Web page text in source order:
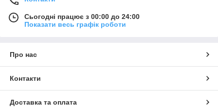
Сьогодні працює з 00:00 до 24:00
Показати весь графік роботи
Про нас
Контакти
Доставка та оплата